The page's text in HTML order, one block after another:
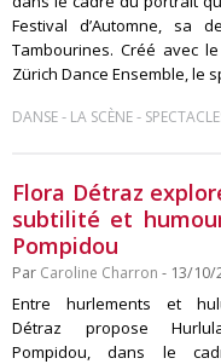
Festival d’Automne, sa
Tambourines. Créé avec
Zürich Dance Ensemble, le
DANSE- LA SCÈNE-
Flora Détraz
subtilité et
Pompidou
Par Caroline Charron - 13/10/
Entre hurlements et
Détraz propose
Pompidou, dans le